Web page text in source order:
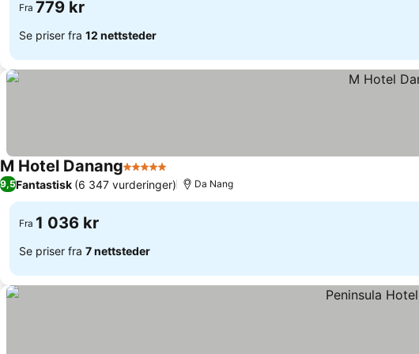
Fra 779 kr
Se priser fra 12 nettsteder
M Hotel Danang5 Stjerner
9,5Fantastisk (6 347 vurderinger) Da Nang
Fra 1 036 kr
Se priser fra 7 nettsteder